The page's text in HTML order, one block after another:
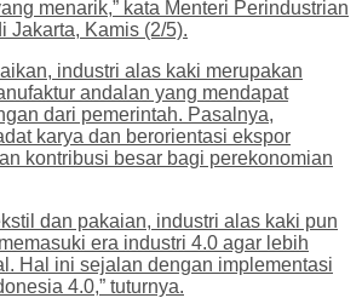
menarik,” kata Menteri Perindustrian
Jakarta, Kamis (2/5).
industri alas kaki merupakan
andalan yang mendapat
dari pemerintah. Pasalnya,
karya dan berorientasi ekspor
kontribusi besar bagi perekonomian
dan pakaian, industri alas kaki pun
era industri 4.0 agar lebih
Hal ini sejalan dengan implementasi
4.0,” tuturnya.